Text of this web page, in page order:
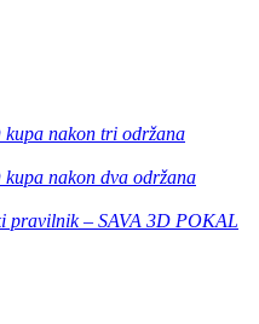
nakon tri održana
nakon dva održana
pravilnik – SAVA 3D POKAL